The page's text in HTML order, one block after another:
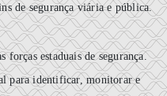
de segurança viária e pública.
estaduais de segurança.
para identificar, monitorar e